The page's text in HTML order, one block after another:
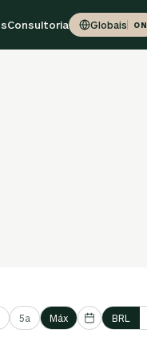
Consultoria Globais ON
5a Máx BRL